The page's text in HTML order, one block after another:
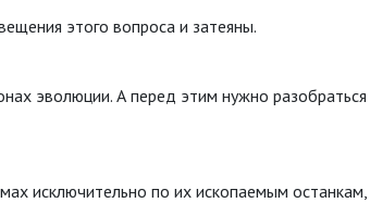
этого вопроса и затеяны.
эволюции. А перед этим нужно разобраться
исключительно по их ископаемым останкам,